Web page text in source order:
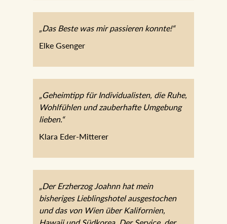
„Das Beste was mir passieren konnte!“
„Geheimtipp für Individualisten, die Ruhe,
Wohlfühlen und zauberhafte Umgebung
lieben.“
„Der Erzherzog Joahnn hat mein
bisheriges Lieblingshotel ausgestochen